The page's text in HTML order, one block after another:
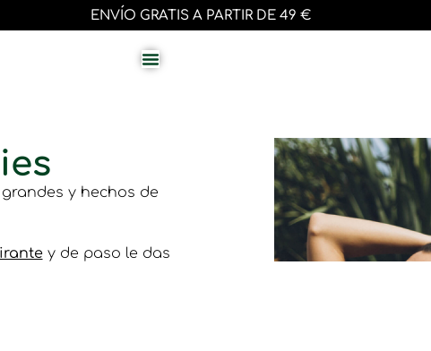
ENVÍO GRATIS A PARTIR DE 49 €
y hechos de
y de paso le das